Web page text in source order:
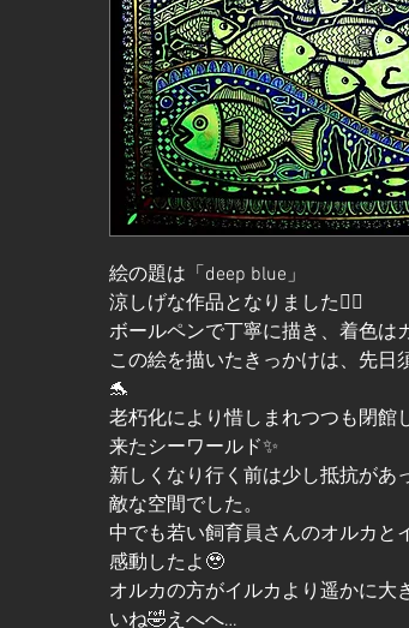
絵の題は 「deep blue」
涼しげな作品となりました🙂‍↕️
ボールペンで丁寧に描き、着色は
この絵を描いたきっかけは、先日
🐬
老朽化により惜しまれつつも閉館
来たシーワールド✨
新しくなり行く前は少し抵抗があ
敵な空間でした。
中でも若い飼育員さんのオルカと
感動したよ🥹
オルカの方がイルカより遥かに大
いね🤣えへへ…